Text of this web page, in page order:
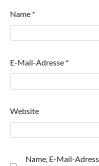
Name *
E-Mail-Adresse *
Website
Name, E-Mail-